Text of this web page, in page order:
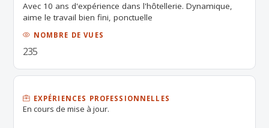
Avec 10 ans d'expérience dans l'hôtellerie. Dynamique,
aime le travail bien fini, ponctuelle
NOMBRE DE VUES
235
EXPÉRIENCES PROFESSIONNELLES
En cours de mise à jour.